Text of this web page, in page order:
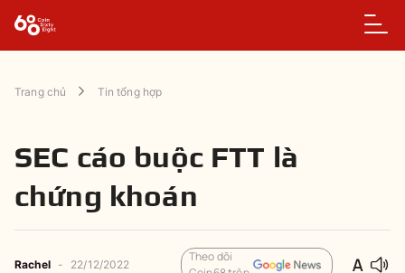
Trang chủ Tin tổng hợp
SEC cáo buộc FTT là
chứng khoán
Rachel - 22/12/2022
Theo dõi